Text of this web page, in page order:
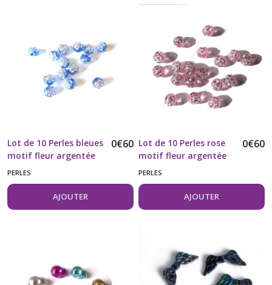
Lot de 10 Perles bleues
motif fleur argentée
0€60
PERLES
AJOUTER
Lot de 10 Perles rose
motif fleur argentée
0€60
PERLES
AJOUTER